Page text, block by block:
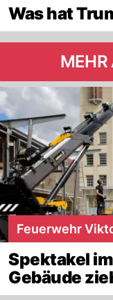
Was hat
MEHR
Feuerwehr
Spektakel
Gebäude